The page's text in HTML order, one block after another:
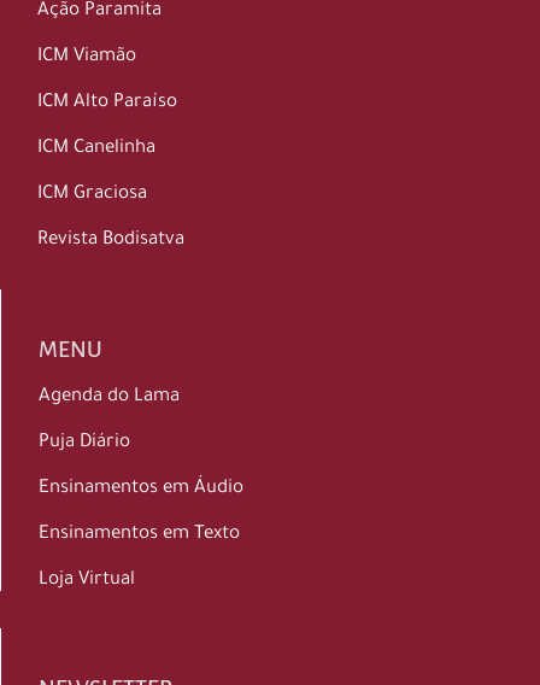
Ação Paramita
ICM Viamão
ICM Alto Paraíso
ICM Canelinha
ICM Graciosa
Revista Bodisatva
MENU
Agenda do Lama
Puja Diário
Ensinamentos em Áudio
Ensinamentos em Texto
Loja Virtual